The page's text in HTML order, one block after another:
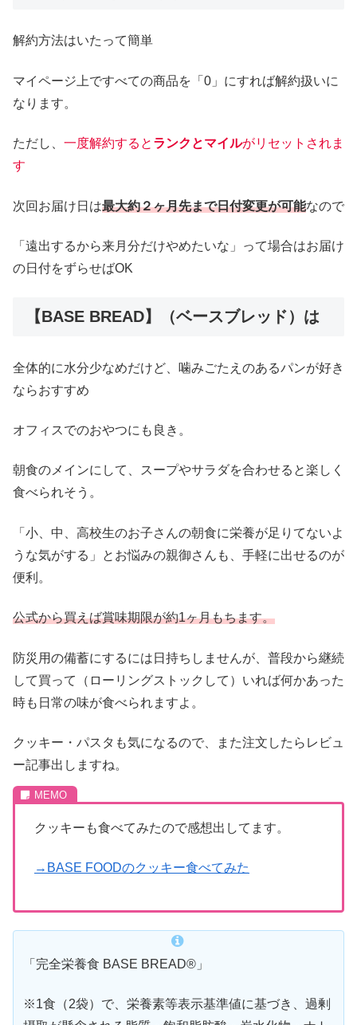
解約方法はいたって簡単
マイページ上ですべての商品を「0」にすれば解約扱いに
なります。
ただし、 一度解約すると ランクとマイルがリセットされま
す
次回お届け日は最大約２ヶ月先まで日付変更が可能なので
「遠出するから来月分だけやめたいな」って場合はお届け
の日付をずらせばOK
【BASE BREAD】（ベースブレッド）は
全体的に水分少なめだけど、噛みごたえのあるパンが好き
ならおすすめ
オフィスでのおやつにも良き。
朝食のメインにして、スープやサラダを合わせると楽しく
食べられそう。
「小、中、高校生のお子さんの朝食に栄養が足りてないよ
うな気がする」とお悩みの親御さんも、手軽に出せるのが
便利。
公式から買えば賞味期限が約1ヶ月もちます。
防災用の備蓄にするには日持ちしませんが、普段から継続
して買って（ローリングストックして）いれば何かあった
時も日常の味が食べられますよ。
クッキー・パスタも気になるので、また注文したらレビュ
ー記事出しますね。
クッキーも食べてみたので感想出してます。
→BASE FOODのクッキー食べてみた
「完全栄養食 BASE BREAD®︎」
※1食（2袋）で、栄養素等表示基準値に基づき、過剰